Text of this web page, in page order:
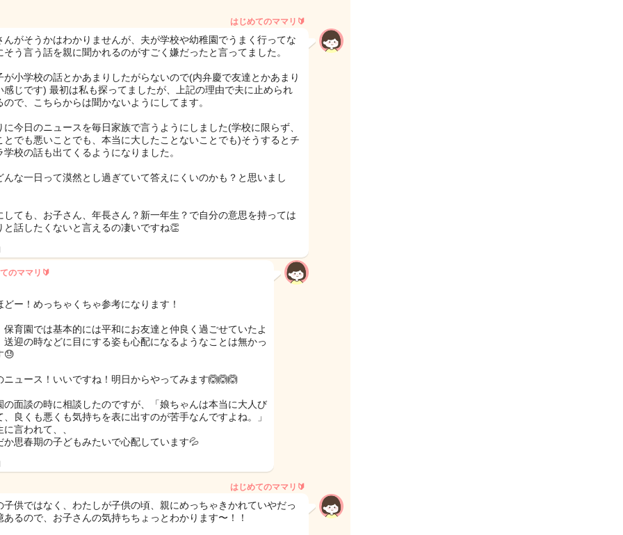
はじめてのママリ🔰
んがそうかはわかりませんが、夫が学校や幼稚園でうまく行ってな
そう言う話を親に聞かれるのがすごく嫌だったと言ってました。
が小学校の話とかあまりしたがらないので(内弁慶で友達とかあまり
感じです) 最初は私も探ってましたが、上記の理由で夫に止められ
ので、こちらからは聞かないようにしてます。
に今日のニュースを毎日家族で言うようにしました(学校に限らず、
とでも悪いことでも、本当に大したことないことでも)そうするとチ
学校の話も出てくるようになりました。
んな一日って漠然とし過ぎていて答えにくいのかも？と思いまし
しても、お子さん、年長さん？新一年生？で自分の意思を持っては
と話したくないと言えるの凄いですね👏
のママリ🔰
どー！めっちゃくちゃ参考になります！
保育園では基本的には平和にお友達と仲良く過ごせていたよ
送迎の時などに目にする姿も心配になるようなことは無かっ
😓
ニュース！いいですね！明日からやってみます🙆🙆🙆
の面談の時に相談したのですが、「娘ちゃんは本当に大人び
、良くも悪くも気持ちを表に出すのが苦手なんですよね。」
に言われて、、
か思春期の子どもみたいで心配しています💦
はじめてのママリ🔰
子供ではなく、わたしが子供の頃、親にめっちゃきかれていやだっ
あるので、お子さんの気持ちちょっとわかります〜！！